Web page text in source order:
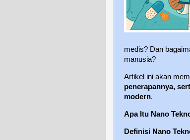
medis? Dan
manusia?
Artikel ini akan
penerapannya,
modern.
Apa Itu Nano
Definisi Nano